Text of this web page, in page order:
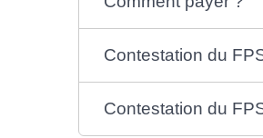
Contestation du
Contestation du